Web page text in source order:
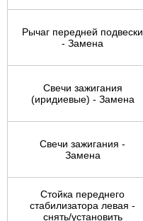
Рычаг передней подвески
- Замена
Свечи зажигания
(иридиевые) - Замена
Свечи зажигания -
Замена
Стойка переднего
стабилизатора левая -
снять/установить